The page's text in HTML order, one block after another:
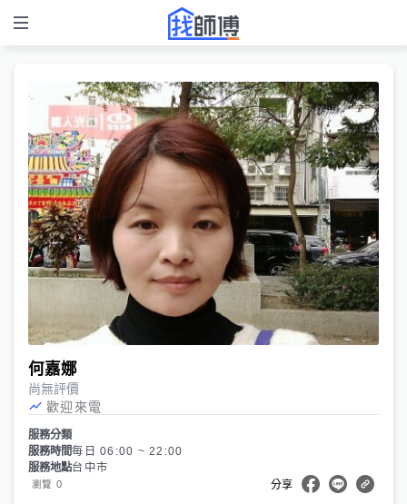
何嘉娜
尚無評價
歡迎來電
服務分類
服務時間每日 06:00 ~ 22:00
服務地點台中市
瀏覽 0 分享